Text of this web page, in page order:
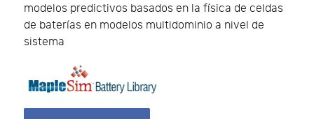
modelos predictivos basados en la física de celdas
de baterías en modelos multidominio a nivel de
sistema